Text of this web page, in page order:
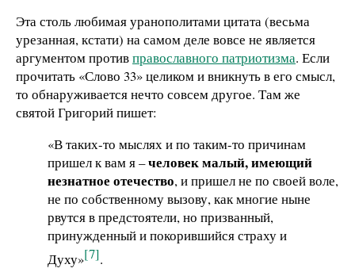
Эта столь любимая уранополитами цитата (весьма
урезанная, кстати) на самом деле вовсе не является
аргументом противправославного патриотизма. Если
прочитать «Слово 33» целиком и вникнуть в его смысл,
то обнаруживается нечто совсем другое. Там же
святой Григорий пишет:
«В таких-то мыслях и по таким-то причинам
пришел к вам я –человек малый, имеющий
незнатное отечество, и пришел не по своей воле,
не по собственному вызову, как многие ныне
рвутся в предстоятели, но призванный,
принужденный и покорившийся страху и
Духу»[7].